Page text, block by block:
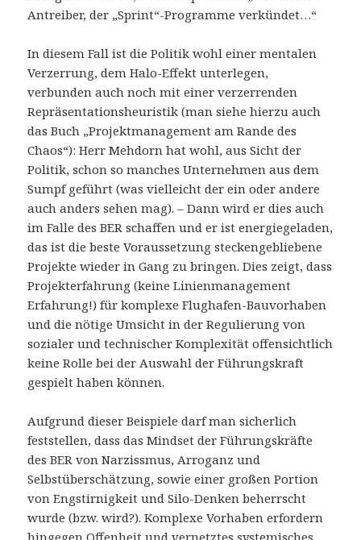
Antreiber, der „Sprint“-Programme verkündet…“
In diesem Fall ist die Politik wohl einer mentalen
Verzerrung, dem Halo-Effekt unterlegen,
verbunden auch noch mit einer verzerrenden
Repräsentationsheuristik (man siehe hierzu auch
das Buch „Projektmanagement am Rande des
Chaos“): Herr Mehdorn hat wohl, aus Sicht der
Politik, schon so manches Unternehmen aus dem
Sumpf geführt (was vielleicht der ein oder andere
auch anders sehen mag). – Dann wird er dies auch
im Falle des BER schaffen und er ist energiegeladen,
das ist die beste Voraussetzung steckengebliebene
Projekte wieder in Gang zu bringen. Dies zeigt, dass
Projekterfahrung (keine Linienmanagement
Erfahrung!) für komplexe Flughafen-Bauvorhaben
und die nötige Umsicht in der Regulierung von
sozialer und technischer Komplexität offensichtlich
keine Rolle bei der Auswahl der Führungskraft
gespielt haben können.
Aufgrund dieser Beispiele darf man sicherlich
feststellen, dass das Mindset der Führungskräfte
des BER von Narzissmus, Arroganz und
Selbstüberschätzung, sowie einer großen Portion
von Engstirnigkeit und Silo-Denken beherrscht
wurde (bzw. wird?). Komplexe Vorhaben erfordern